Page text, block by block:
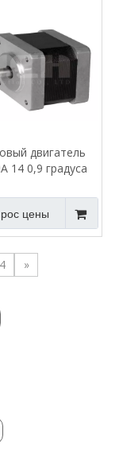
двигатель
14 0,9 градуса
цены
4 »